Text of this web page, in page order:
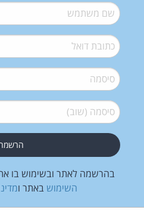
שם משתמש*
דואל*
סיסמה*
סיסמה (שוב)*
בהרשמה לאתר ובשימוש בו
השימוש באתר ו